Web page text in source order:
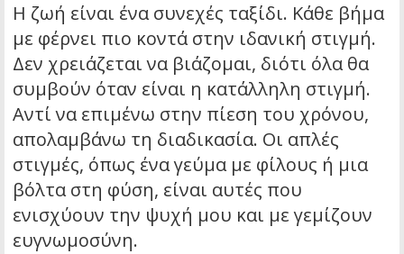
Η ζωή είναι ένα συνεχές ταξίδι. Κάθε βήμα
με φέρνει πιο κοντά στην ιδανική στιγμή.
Δεν χρειάζεται να βιάζομαι, διότι όλα θα
συμβούν όταν είναι η κατάλληλη στιγμή.
Αντί να επιμένω στην πίεση του χρόνου,
απολαμβάνω τη διαδικασία. Οι απλές
στιγμές, όπως ένα γεύμα με φίλους ή μια
βόλτα στη φύση, είναι αυτές που
ενισχύουν την ψυχή μου και με γεμίζουν
ευγνωμοσύνη.